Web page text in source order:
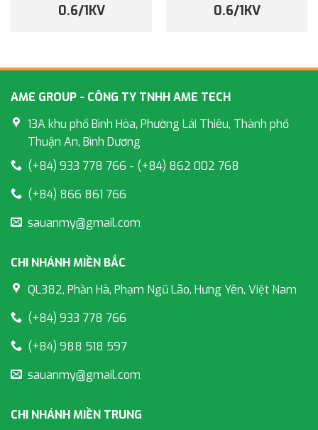
0.6/1KV
0.6/1KV
AME GROUP - CÔNG TY TNHH AME TECH
13A khu phố Bình Hòa, Phường Lái Thiêu, Thành phố
Thuận An, Bình Dương
(+84) 933 778 766 - (+84) 862 002 768
(+84) 866 861 766
sauanmy@gmail.com
CHI NHÁNH MIỀN BẮC
QL382, Phần Hà, Phạm Ngũ Lão, Hưng Yên, Việt Nam
(+84) 933 778 766
(+84) 988 518 597
sauanmy@gmail.com
CHI NHÁNH MIỀN TRUNG